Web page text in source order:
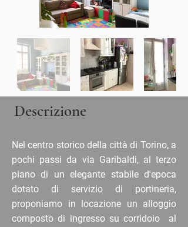
Descrizione
Nel centro storico della città di Torino, a
pochi passi da via Garibaldi, al terzo
piano di un elegante stabile d'epoca
dotato di servizio di portineria,
proponiamo in locazione un alloggio
composto di ingresso su corridoio al